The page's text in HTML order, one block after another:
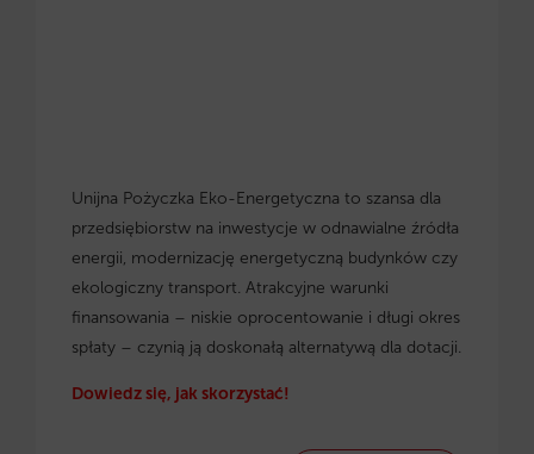
Unijna Pożyczka Eko-Energetyczna to szansa dla
przedsiębiorstw na inwestycje w odnawialne źródła
energii, modernizację energetyczną budynków czy
ekologiczny transport. Atrakcyjne warunki
finansowania – niskie oprocentowanie i długi okres
spłaty – czynią ją doskonałą alternatywą dla dotacji.
Dowiedz się, jak skorzystać!